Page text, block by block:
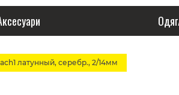
латунный, серебр., 2/14мм